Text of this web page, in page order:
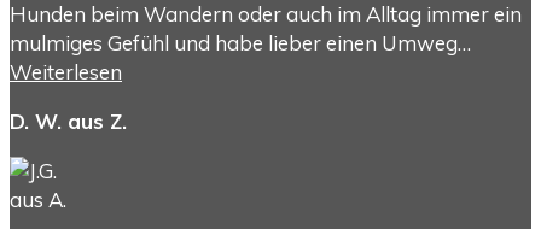
Hunden beim Wandern oder auch im Alltag immer ein
mulmiges Gefühl und habe lieber einen Umweg…
Weiterlesen
D. W. aus Z.